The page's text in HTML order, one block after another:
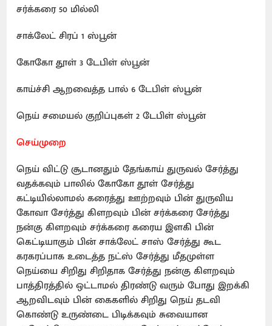
சர்க்கரை 50 மில்லி
சாக்லேட் சிரப் 1 ஸ்பூன்
கோகோ தூள் 3 டேபிள் ஸ்பூன்
காய்ச்சி ஆறவைத்த பால் 6 டேபிள் ஸ்பூன்
நெய் சமையல் குறிப்புகள் 2 டேபிள் ஸ்பூன்
செய்முறை
நெய் விட்டு சூடானதும் தேங்காய் துருவல் சேர்த்து
வதக்கவும் பாலில் கோகோ தூள் சேர்த்து
கட்டியில்லாமல் கரைத்து ஊற்றவும் பின் துருவிய
கோவா சேர்த்து கிளறவும் பின் சர்க்கரை சேர்த்து
நன்கு கிளறவும் சர்க்கரை கரைய இளகி பின்
கெட்டியாகும் பின் சாக்லேட் சாஸ் சேர்த்து கூட
கரகரப்பாக உடைத்த நட்ஸ் சேர்த்து மீதமுள்ள
நெய்யை சிறிது சிறிதாக சேர்த்து நன்கு கிளறவும்
பாத்திரத்தில் ஒட்டாமல் திரண்டு வரும் போது இறக்கி
ஆறவிடவும் பின் கைகளில் சிறிது நெய் தடவி
கொண்டு உருண்டை பிடிக்கவும் சுவையான